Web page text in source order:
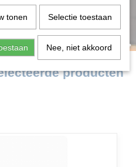
producten
tonen Selectie toestaan
Nee, niet akkoord